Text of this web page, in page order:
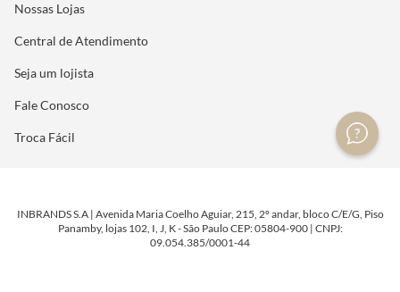
Nossas Lojas
Central de Atendimento
Seja um lojista
Fale Conosco
Troca Fácil
INBRANDS S.A | Avenida Maria Coelho Aguiar, 215, 2º andar, bloco C/E/G, Piso
Panamby, lojas 102, I, J, K - São Paulo CEP: 05804-900 | CNPJ:
09.054.385/0001-44